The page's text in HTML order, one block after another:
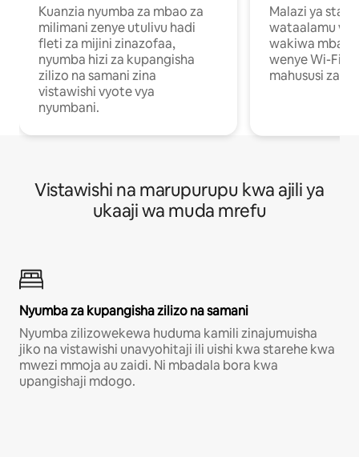
Kuanzia nyumba za mbao za
milimani zenye utulivu hadi
fleti za mijini zinazofaa,
nyumba hizi za kupangisha
zilizo na samani zina
vistawishi vyote vya
nyumbani.
Malazi ya
wataalamu
wakiwa mbali
wenye Wi-Fi
mahususi za
Vistawishi na marupurupu kwa ajili ya
ukaaji wa muda mrefu
Nyumba za kupangisha zilizo na samani
Nyumba zilizowekewa huduma kamili zinajumuisha
jiko na vistawishi unavyohitaji ili uishi kwa starehe kwa
mwezi mmoja au zaidi. Ni mbadala bora kwa
upangishaji mdogo.